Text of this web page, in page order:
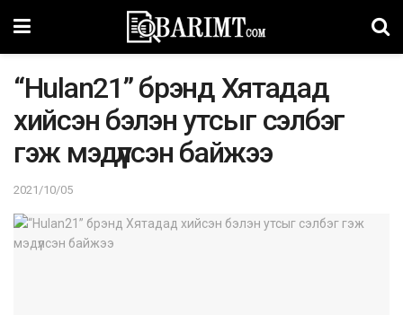
“Hulan21” брэнд Хятадад
хийсэн бэлэн утсыг сэлбэг
гэж мэдүүлсэн байжээ
2021/10/05